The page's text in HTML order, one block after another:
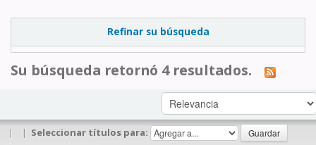
Refinar su búsqueda
Su búsqueda retornó 4 resultados.
| | Seleccionar títulos para: